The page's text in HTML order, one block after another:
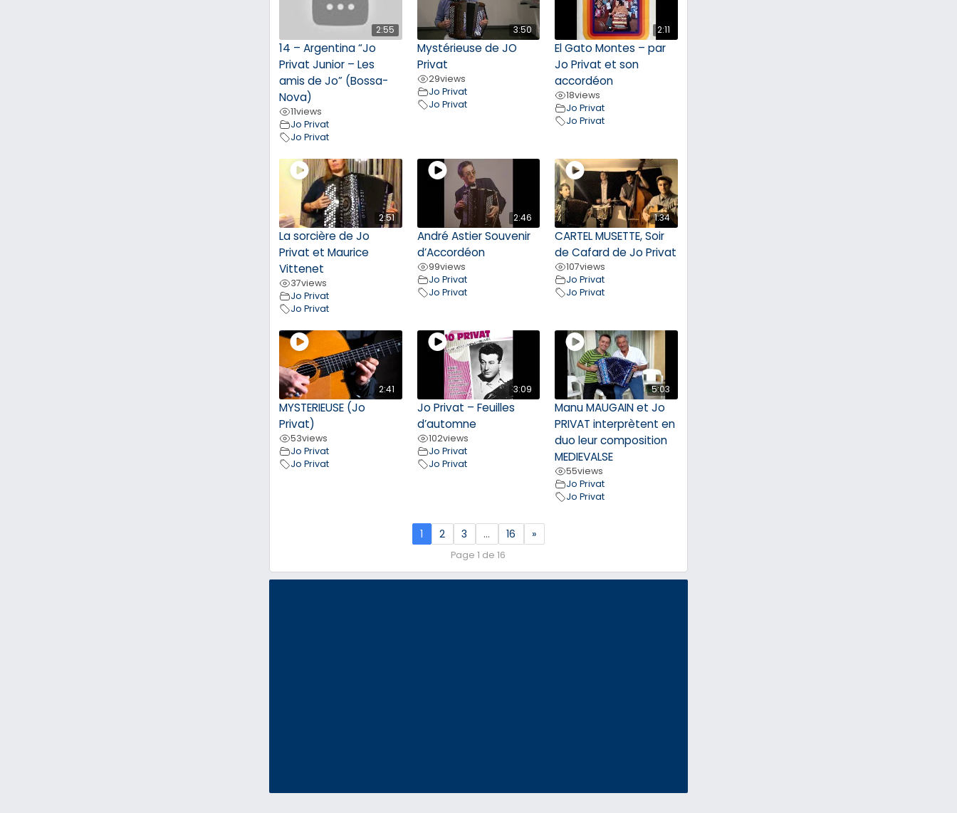
2:55
14 – Argentina “Jo
Privat Junior – Les
amis de Jo” (Bossa-
Nova)
11views
Jo Privat
Jo Privat
3:50
Mystérieuse de JO
Privat
29views
Jo Privat
Jo Privat
2:11
El Gato Montes – par
Jo Privat et son
accordéon
18views
Jo Privat
Jo Privat
2:51
La sorcière de Jo
Privat et Maurice
Vittenet
37views
Jo Privat
Jo Privat
2:46
André Astier Souvenir
d’Accordéon
99views
Jo Privat
Jo Privat
1:34
CARTEL MUSETTE, Soir
de Cafard de Jo Privat
107views
Jo Privat
Jo Privat
2:41
MYSTERIEUSE (Jo
Privat)
53views
Jo Privat
Jo Privat
3:09
Jo Privat – Feuilles
d’automne
102views
Jo Privat
Jo Privat
5:03
Manu MAUGAIN et Jo
PRIVAT interprètent en
duo leur composition
MEDIEVALSE
55views
Jo Privat
Jo Privat
1 2 3 … 16 »
Page 1 de 16